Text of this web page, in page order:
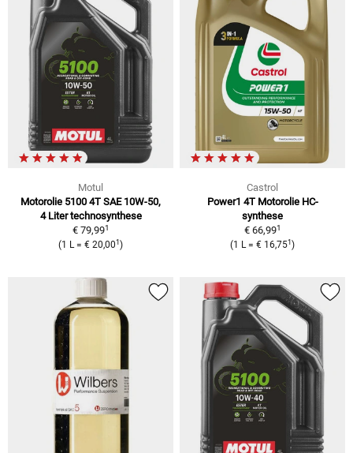
Motul
Motorolie 5100 4T SAE 10W-50,
4 Liter technosynthese
€ 79,991
(1 L = € 20,001 )
Castrol
Power1 4T Motorolie HC-
synthese
€ 66,991
(1 L = € 16,751 )